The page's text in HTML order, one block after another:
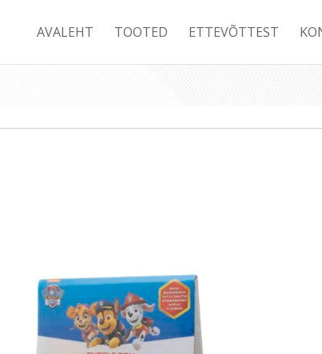
AVALEHT TOOTED ETTEVÕTTEST